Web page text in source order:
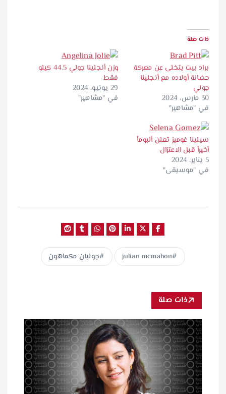
ذات صلة
براد بيت يتخلى عن معركة
حضانة أولاده مع أنجلينا
جولي
30 مارس، 2024
في "مشاهير"
وزن أنجلينا جولي 44.5 كيلو
فقط
29 يونيو، 2024
في "مشاهير"
سيلينا غوميز تعلن ألبوماً
أخيراً قبل الاعتزال
5 يناير، 2024
في "موسيقى"
julian mcmahon جوليان مكماهون
ذات صلة